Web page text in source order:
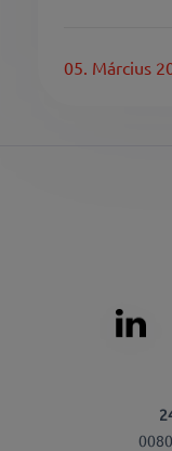
05. Március